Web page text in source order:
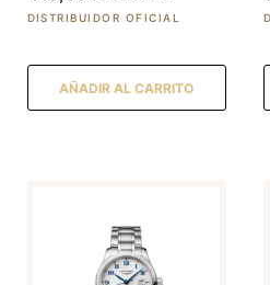
AÑADIR AL CARRITO